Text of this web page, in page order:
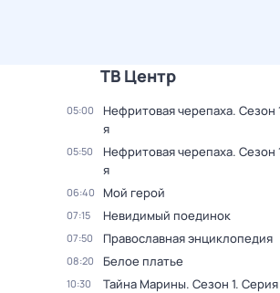
ТВ Центр
05:00 Нефритовая черепаха. Сезон
я
05:50 Нефритовая черепаха. Сезон
я
06:40 Мой герой
07:15 Невидимый поединок
07:50 Православная энциклопедия
08:20 Белое платье
10:30 Тайна Марины. Сезон 1. Серия